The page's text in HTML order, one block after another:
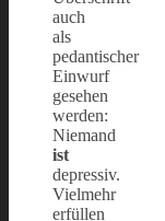
auch
als
pedantischer
Einwurf
gesehen
werden:
Niemand
ist
depressiv.
Vielmehr
erfüllen